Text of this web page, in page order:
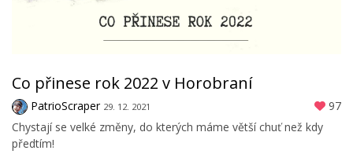
Co přinese rok 2022 v Horobraní
PatrioScraper 29. 12. 2021
97
Chystají se velké změny, do kterých máme větší chuť než kdy
předtím!